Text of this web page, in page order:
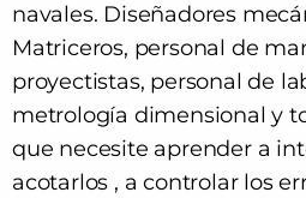
navales. Diseñadores
Matriceros, personal de
proyectistas, personal de
metrología dimensional y
que necesite aprender a
acotarlos , a controlar los